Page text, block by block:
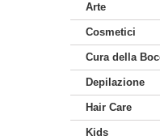
Arte
Cosmetici
Cura della
Depilazione
Hair Care
Kids